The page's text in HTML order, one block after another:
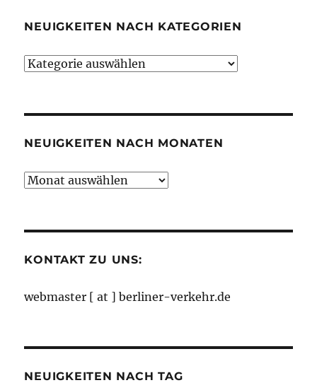
NEUIGKEITEN NACH KATEGORIEN
Neuigkeiten
NEUIGKEITEN NACH MONATEN
Neuigkeiten
KONTAKT ZU UNS:
webmaster [ at ] berliner-verkehr.de
NEUIGKEITEN NACH TAG